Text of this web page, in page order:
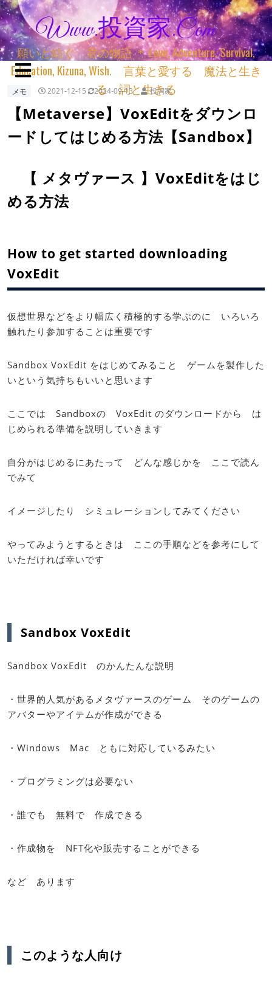
Www.投資家.com
願いと紡ぐ 君の物語 ＊ Love, Adventure, Survival,
Education, Kizuna, Wish. 言葉と愛する 魔法と生き
る 詞と生きる
メモ 2021-12-15 2024-09-13 投詞家
【Metaverse】VoxEditをダウンロ
ードしてはじめる方法【Sandbox】
【 メタヴァース 】VoxEditをはじ
める方法
How to get started downloading
VoxEdit
仮想世界などをより幅広く積極的する学ぶのに いろいろ
触れたり参加することは重要です
Sandbox VoxEdit をはじめてみること ゲームを製作した
いという気持ちもいいと思います
ここでは Sandboxの VoxEdit のダウンロードから は
じめられる準備を説明していきます
自分がはじめるにあたって どんな感じかを ここで読ん
でみて
イメージしたり シミュレーションしてみてください
やってみようとするときは ここの手順などを参考にして
いただければ幸いです
Sandbox VoxEdit
Sandbox VoxEdit のかんたんな説明
・世界的人気があるメタヴァースのゲーム そのゲームの
アバターやアイテムが作成ができる
・Windows Mac ともに対応しているみたい
・プログラミングは必要ない
・誰でも 無料で 作成できる
・作成物を NFT化や販売することができる
など あります
このような人向け